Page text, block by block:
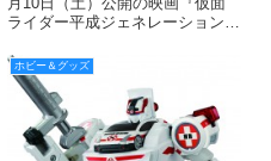
ドライダー』の新ビジュア
ル＆新場面写真を解禁!!
ライダー平成ジェネレーションズ
スト with レジェンドライダー』
の完成披露上映会で発表し話題と
なった、『仮面ライダーウィザー
ド』の主演・白
ホビー＆グッズ